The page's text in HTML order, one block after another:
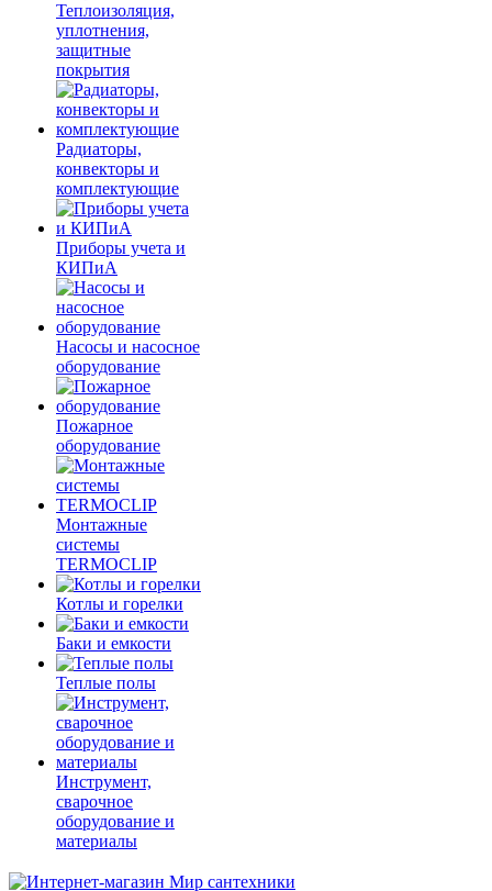
Теплоизоляция,
уплотнения,
защитные
покрытия
Радиаторы,
конвекторы и
комплектующие
Приборы учета и
КИПиА
Насосы и насосное
оборудование
Пожарное
оборудование
Монтажные
системы
TERMOCLIP
Котлы и горелки
Баки и емкости
Теплые полы
Инструмент,
сварочное
оборудование и
материалы